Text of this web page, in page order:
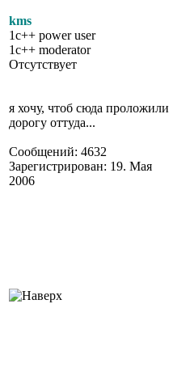
kms
1c++ power user
1c++ moderator
Отсутствует
я хочу, чтоб сюда проложили
дорогу оттуда...
Сообщений: 4632
Зарегистрирован: 19. Мая
2006